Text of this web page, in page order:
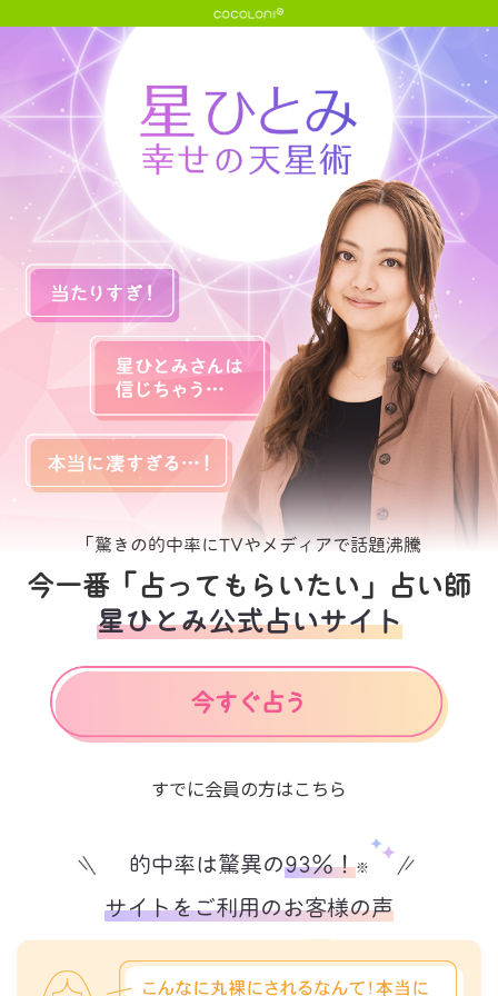
「驚きの的中率にTVやメディアで話題沸騰
今一番「占ってもらいたい」占い師
星ひとみ公式占いサイト
すでに会員の方はこちら
的中率は驚異の93%！※
サイトをご利用のお客様の声